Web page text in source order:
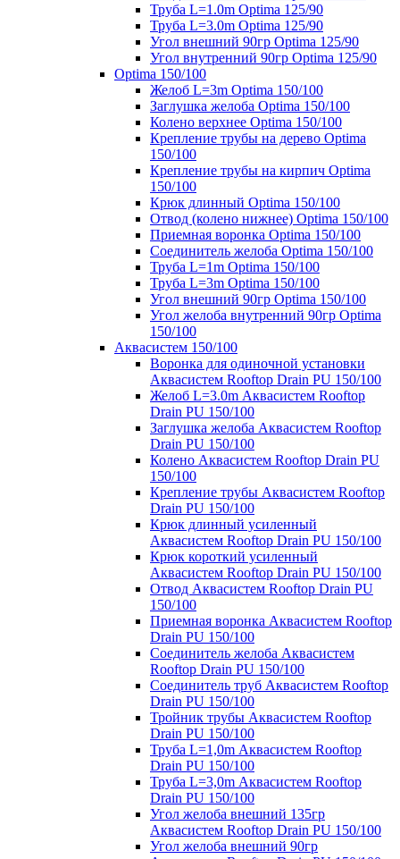
Труба L=1.0m Optima 125/90
Труба L=3.0m Optima 125/90
Угол внешний 90гр Optima 125/90
Угол внутренний 90гр Optima 125/90
Optima 150/100
Желоб L=3m Optima 150/100
Заглушка желоба Optima 150/100
Колено верхнее Optima 150/100
Крепление трубы на дерево Optima
150/100
Крепление трубы на кирпич Optima
150/100
Крюк длинный Optima 150/100
Отвод (колено нижнее) Optima 150/100
Приемная воронка Optima 150/100
Соединитель желоба Optima 150/100
Труба L=1m Optima 150/100
Труба L=3m Optima 150/100
Угол внешний 90гр Optima 150/100
Угол желоба внутренний 90гр Optima
150/100
Аквасистем 150/100
Воронка для одиночной установки
Аквасистем Rooftop Drain PU 150/100
Желоб L=3.0m Аквасистем Rooftop
Drain PU 150/100
Заглушка желоба Аквасистем Rooftop
Drain PU 150/100
Колено Аквасистем Rooftop Drain PU
150/100
Крепление трубы Аквасистем Rooftop
Drain PU 150/100
Крюк длинный усиленный
Аквасистем Rooftop Drain PU 150/100
Крюк короткий усиленный
Аквасистем Rooftop Drain PU 150/100
Отвод Аквасистем Rooftop Drain PU
150/100
Приемная воронка Аквасистем Rooftop
Drain PU 150/100
Соединитель желоба Аквасистем
Rooftop Drain PU 150/100
Соединитель труб Аквасистем Rooftop
Drain PU 150/100
Тройник трубы Аквасистем Rooftop
Drain PU 150/100
Труба L=1,0m Аквасистем Rooftop
Drain PU 150/100
Труба L=3,0m Аквасистем Rooftop
Drain PU 150/100
Угол желоба внешний 135гр
Аквасистем Rooftop Drain PU 150/100
Угол желоба внешний 90гр